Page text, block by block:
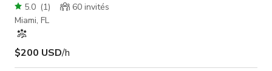
5.0 (1) 60 invités
Miami, FL
$200 USD/h